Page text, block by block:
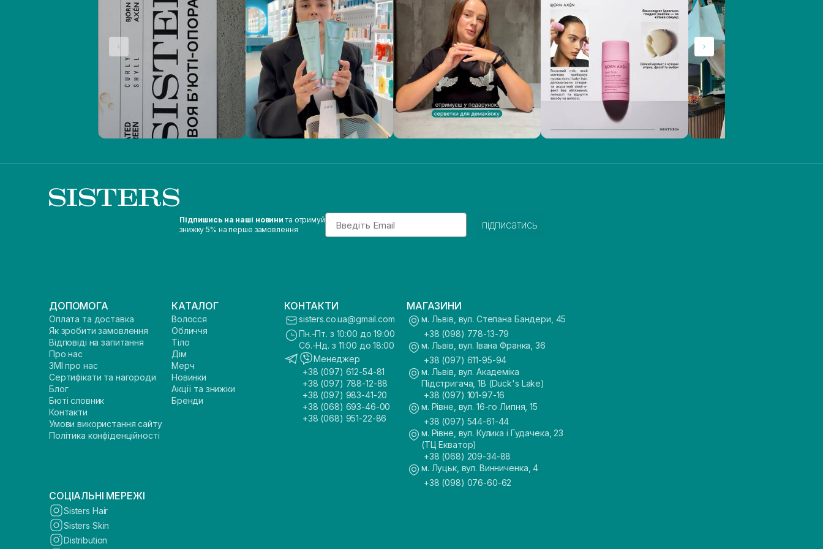
Підпишись на наші новини та отримуй
знижку 5% на перше замовлення
Email
підписатись
ДОПОМОГА
Оплата та доставка
Як зробити замовлення
Відповіді на запитання
Про нас
ЗМІ про нас
Сертифікати та нагороди
Блог
Бюті словник
Контакти
Умови використання сайту
Політика конфіденційності
КАТАЛОГ
Волосся
Обличчя
Тіло
Дім
Мерч
Новинки
Акції та знижки
Бренди
КОНТАКТИ
sisters.co.ua@gmail.com
Пн.-Пт. з 10:00 до 19:00
Сб.-Нд. з 11:00 до 18:00
Менеджер
+38 (097) 612-54-81
+38 (097) 788-12-88
+38 (097) 983-41-20
+38 (068) 693-46-00
+38 (068) 951-22-86
МАГАЗИНИ
м. Львів, вул. Степана Бандери, 45
+38 (098) 778-13-79
м. Львів, вул. Івана Франка, 36
+38 (097) 611-95-94
м. Львів, вул. Академіка
Підстригача, 1В (Duck's Lake)
+38 (097) 101-97-16
м. Рівне, вул. 16-го Липня, 15
+38 (097) 544-61-44
м. Рівне, вул. Кулика і Гудачека, 23
(ТЦ Екватор)
+38 (068) 209-34-88
м. Луцьк, вул. Винниченка, 4
+38 (098) 076-60-62
СОЦІАЛЬНІ МЕРЕЖІ
Sisters Hair
Sisters Skin
Distribution